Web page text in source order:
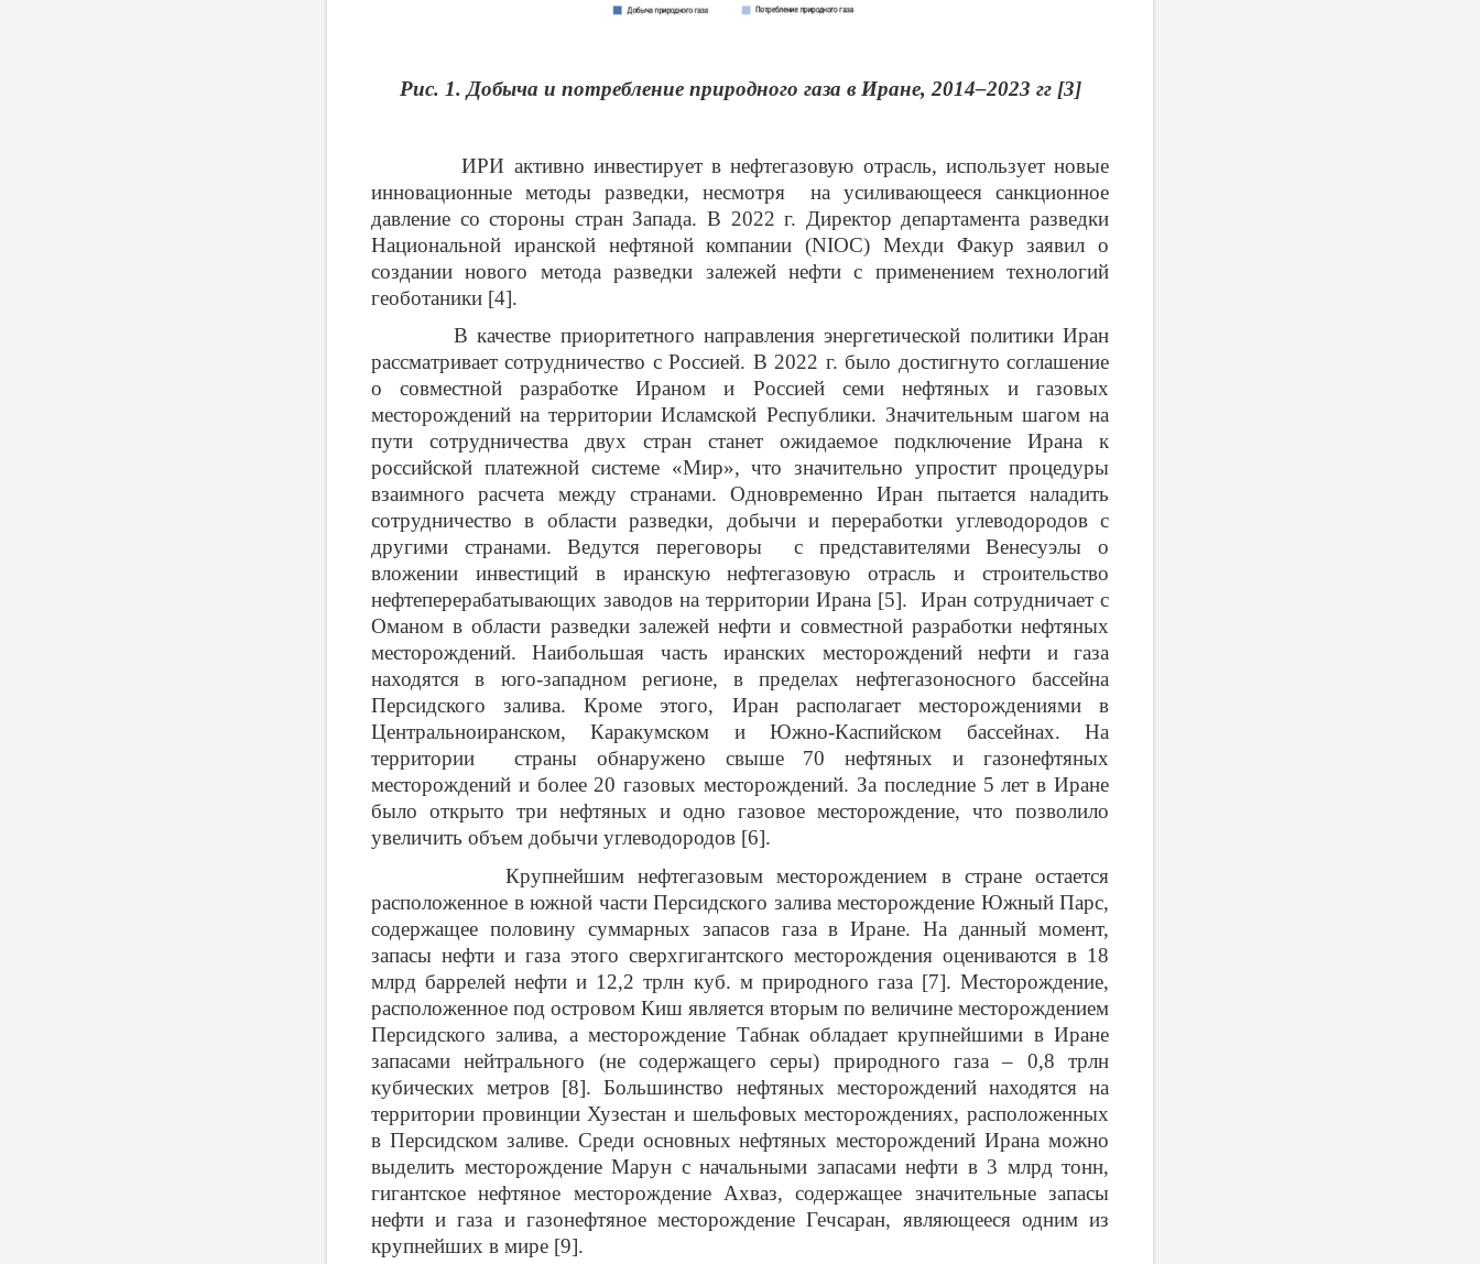
Рис. 1. Добыча и потребление природного газа в Иране, 2014–2023 гг [3]
ИРИ активно инвестирует в нефтегазовую отрасль, использует новые
инновационные методы разведки, несмотря на усиливающееся санкционное
давление со стороны стран Запада. В 2022 г. Директор департамента разведки
Национальной иранской нефтяной компании (NIOC) Мехди Факур заявил о
создании нового метода разведки залежей нефти с применением технологий
геоботаники [4].
В качестве приоритетного направления энергетической политики Иран
рассматривает сотрудничество с Россией. В 2022 г. было достигнуто соглашение
о совместной разработке Ираном и Россией семи нефтяных и газовых
месторождений на территории Исламской Республики. Значительным шагом на
пути сотрудничества двух стран станет ожидаемое подключение Ирана к
российской платежной системе «Мир», что значительно упростит процедуры
взаимного расчета между странами. Одновременно Иран пытается наладить
сотрудничество в области разведки, добычи и переработки углеводородов с
другими странами. Ведутся переговоры с представителями Венесуэлы о
вложении инвестиций в иранскую нефтегазовую отрасль и строительство
нефтеперерабатывающих заводов на территории Ирана [5]. Иран сотрудничает с
Оманом в области разведки залежей нефти и совместной разработки нефтяных
месторождений. Наибольшая часть иранских месторождений нефти и газа
находятся в юго-западном регионе, в пределах нефтегазоносного бассейна
Персидского залива. Кроме этого, Иран располагает месторождениями в
Центральноиранском, Каракумском и Южно-Каспийском бассейнах. На
территории страны обнаружено свыше 70 нефтяных и газонефтяных
месторождений и более 20 газовых месторождений. За последние 5 лет в Иране
было открыто три нефтяных и одно газовое месторождение, что позволило
увеличить объем добычи углеводородов [6].
Крупнейшим нефтегазовым месторождением в стране остается
расположенное в южной части Персидского залива месторождение Южный Парс,
содержащее половину суммарных запасов газа в Иране. На данный момент,
запасы нефти и газа этого сверхгигантского месторождения оцениваются в 18
млрд баррелей нефти и 12,2 трлн куб. м природного газа [7]. Месторождение,
расположенное под островом Киш является вторым по величине месторождением
Персидского залива, а месторождение Табнак обладает крупнейшими в Иране
запасами нейтрального (не содержащего серы) природного газа – 0,8 трлн
кубических метров [8]. Большинство нефтяных месторождений находятся на
территории провинции Хузестан и шельфовых месторождениях, расположенных
в Персидском заливе. Среди основных нефтяных месторождений Ирана можно
выделить месторождение Марун с начальными запасами нефти в 3 млрд тонн,
гигантское нефтяное месторождение Ахваз, содержащее значительные запасы
нефти и газа и газонефтяное месторождение Гечсаран, являющееся одним из
крупнейших в мире [9].